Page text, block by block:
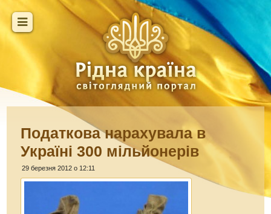
Податкова нарахувала в
Україні 300 мільйонерів
29 березня 2012 о 12:11